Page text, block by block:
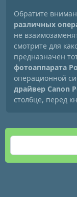
Обратите
различных
не
смотрите для
предназначен
фотоаппарата
операционной
драйвер Canon
столбце, перед